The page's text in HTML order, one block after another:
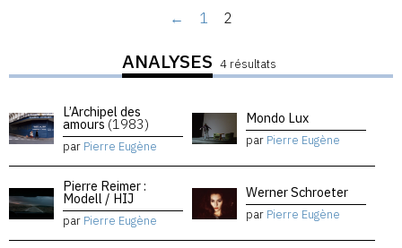
← 1 2
ANALYSES 4 résultats
L’Archipel des
amours (1983)
par Pierre Eugène
Mondo Lux
par Pierre Eugène
Pierre Reimer :
Modell / HIJ
par Pierre Eugène
Werner Schroeter
par Pierre Eugène